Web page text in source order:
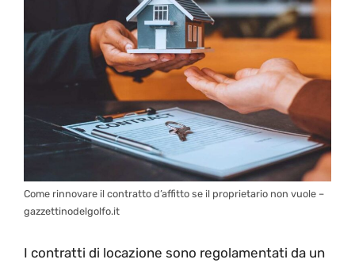
Come rinnovare il contratto d’affitto se il proprietario non vuole –
gazzettinodelgolfo.it
I contratti di locazione sono regolamentati da un